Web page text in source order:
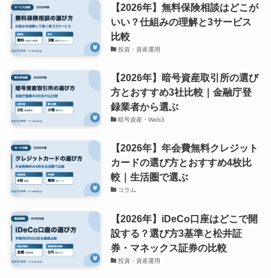
【2026年】無料保険相談はどこが
いい？仕組みの理解と3サービス
比較
投資・資産運用
【2026年】暗号資産取引所の選び
方とおすすめ3社比較｜金融庁登
録業者から選ぶ
暗号資産・Web3
【2026年】年会費無料クレジット
カードの選び方とおすすめ4枚比
較｜生活圏で選ぶ
コラム
【2026年】iDeCo口座はどこで開
設する？選び方3基準と松井証
券・マネックス証券の比較
投資・資産運用